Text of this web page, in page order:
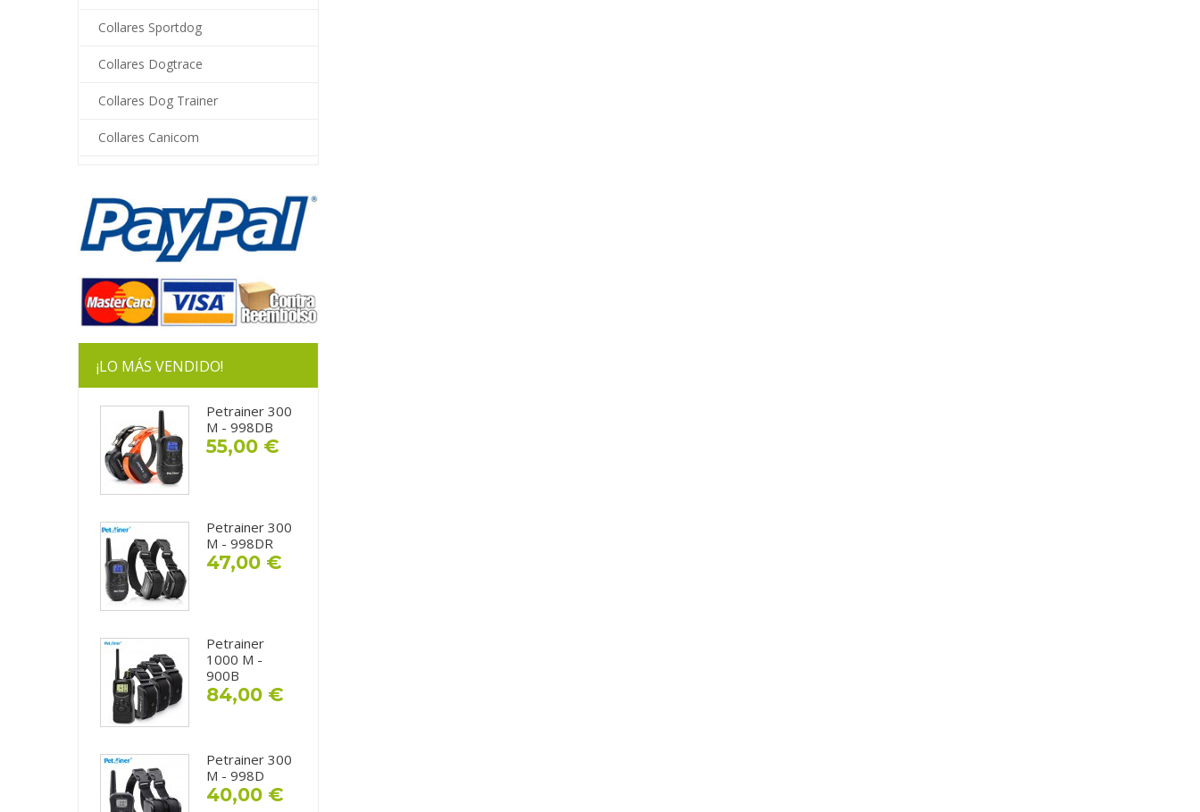
Collares Sportdog
Collares Dogtrace
Collares Dog Trainer
Collares Canicom
¡LO MÁS VENDIDO!
Petrainer 300
M - 998DB
55,00 €
Petrainer 300
M - 998DR
47,00 €
Petrainer
1000 M -
900B
84,00 €
Petrainer 300
M - 998D
40,00 €